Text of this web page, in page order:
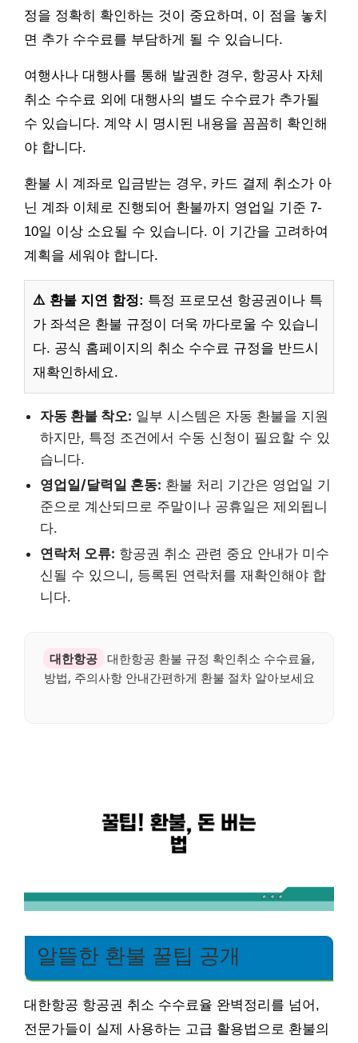
정을 정확히 확인하는 것이 중요하며, 이 점을 놓치
면 추가 수수료를 부담하게 될 수 있습니다.
여행사나 대행사를 통해 발권한 경우, 항공사 자체
취소 수수료 외에 대행사의 별도 수수료가 추가될
수 있습니다. 계약 시 명시된 내용을 꼼꼼히 확인해
야 합니다.
환불 시 계좌로 입금받는 경우, 카드 결제 취소가 아
닌 계좌 이체로 진행되어 환불까지 영업일 기준 7-
10일 이상 소요될 수 있습니다. 이 기간을 고려하여
계획을 세워야 합니다.
⚠️ 환불 지연 함정: 특정 프로모션 항공권이나 특
가 좌석은 환불 규정이 더욱 까다로울 수 있습니
다. 공식 홈페이지의 취소 수수료 규정을 반드시
재확인하세요.
자동 환불 착오: 일부 시스템은 자동 환불을 지원
하지만, 특정 조건에서 수동 신청이 필요할 수 있
습니다.
영업일/달력일 혼동: 환불 처리 기간은 영업일 기
준으로 계산되므로 주말이나 공휴일은 제외됩니
다.
연락처 오류: 항공권 취소 관련 중요 안내가 미수
신될 수 있으니, 등록된 연락처를 재확인해야 합
니다.
대한항공 대한항공 환불 규정 확인취소 수수료율,
방법, 주의사항 안내간편하게 환불 절차 알아보세요
알뜰한 환불 꿀팁 공개
대한항공 항공권 취소 수수료율 완벽정리를 넘어,
전문가들이 실제 사용하는 고급 활용법으로 환불의